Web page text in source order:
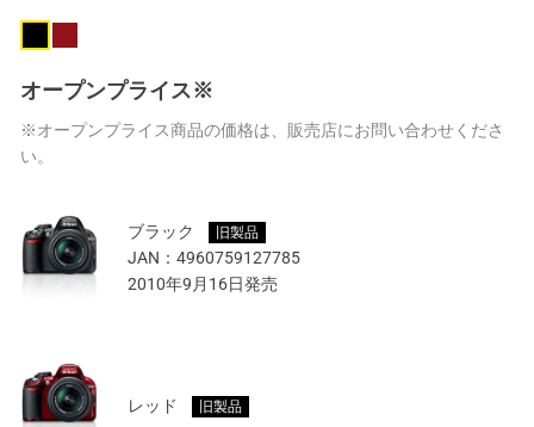
オープンプライス※
※オープンプライス商品の価格は、販売店にお問い合わせくださ
い。
ブラック 旧製品
JAN： 4960759127785
2010年9月16日発売
レッド 旧製品